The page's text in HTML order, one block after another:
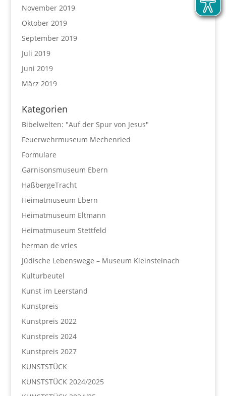
November 2019
Oktober 2019
September 2019
Juli 2019
Juni 2019
März 2019
Kategorien
Bibelwelten: "Auf der Spur von Jesus"
Feuerwehrmuseum Mechenried
Formulare
Garnisonsmuseum Ebern
HaßbergeTracht
Heimatmuseum Ebern
Heimatmuseum Eltmann
Heimatmuseum Stettfeld
herman de vries
Jüdische Lebenswege – Museum Kleinsteinach
Kulturbeutel
Kunst im Leerstand
Kunstpreis
Kunstpreis 2022
Kunstpreis 2024
Kunstpreis 2027
KUNSTSTÜCK
KUNSTSTÜCK 2024/2025